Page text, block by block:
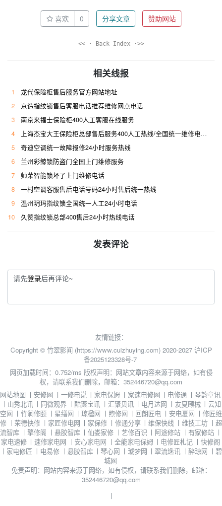
喜欢 0 分享文章 赞助网站
<< · Back Index ·>>
相关线报
1
龙代保险柜售后服务官方网站地址
2
京造指纹锁售后客服电话推荐维修网点电话
3
南京来福士保险柜400人工客服在线服务
4
上海杰宝大王保险柜总部售后服务400人工热线/全国统一维修电话是多少
5
奇迪空调统一故障报修24小时服务热线
6
兰州彩鲸锁防盗门全国上门维修服务
7
帅荣智能锁坏了上门维修电话
8
一村空调客服售后电话号码24小时售后统一热线
9
温州玥玛指纹锁全国统一人工24小时电话
10
久赞指纹锁总部400售后24小时热线电话
发表评论
请先登录后再评论~
友情链接：
Copyright © 竹翠影闻 (https://www.cuizhuying.com) 2020-2027 沪ICP
备2025123328号-7
网页加载时间：0.752/ms 版权声明：网站文章内容来源于网络，如有侵
权，请联系我们删除，邮箱：352446720@qq.com
网站地图 丨 安修网 丨 一修电说 丨 家电保姆 丨 家速电修网 丨 电修通 丨琴韵章讯
丨 山秀北讯 丨 同微观界 丨 酷聚宝讯 丨 汇聚贝讯 丨 电月达网 丨 友夏颐械 丨云知
空网 丨 竹涧修颐 丨 星缮网 丨琼楹网 丨 煦修网 丨 回朗匠电 丨 安电夏网 丨 修匠维
修 丨 荣德快修 丨 家匠修电网 丨 家保修 丨 修通分享 丨维保快线 丨维技工坊 丨 超
流智库 丨 擎修阁 丨 悬胶智库 丨仙娄家修 丨 艺修百识 丨 阿途修站 丨 有家修站 丨
家电速修 丨 速修家电网 丨 安心家电网 丨 全能家电保姆 丨 电修匠札记 丨 快修阁
丨 家电修匠 丨 电易修 丨 悬胶智库 丨琴心网 丨 琥梦网 丨翠流逸讯 丨醉琼网 丨 碧
城网
免责声明：网站内容来源于网络，如有侵权，请联系我们删除，邮箱：
352446720@qq.com
丨